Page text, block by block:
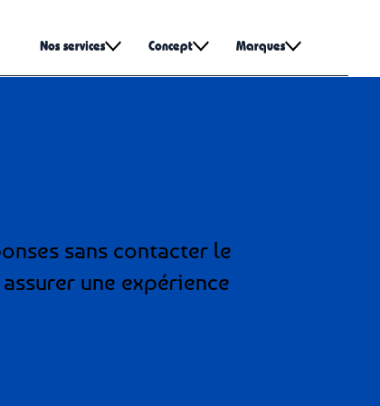
Nos services Concept Marques
sans contacter le
une expérience